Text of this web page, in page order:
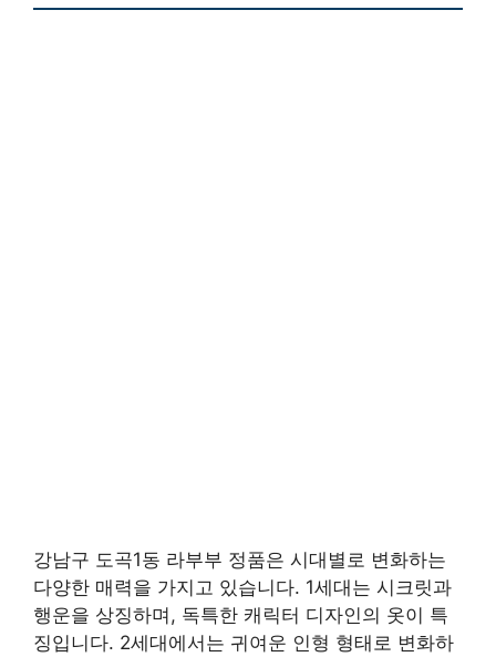
강남구 도곡1동 라부부 정품은 시대별로 변화하는
다양한 매력을 가지고 있습니다. 1세대는 시크릿과
행운을 상징하며, 독특한 캐릭터 디자인의 옷이 특
징입니다. 2세대에서는 귀여운 인형 형태로 변화하